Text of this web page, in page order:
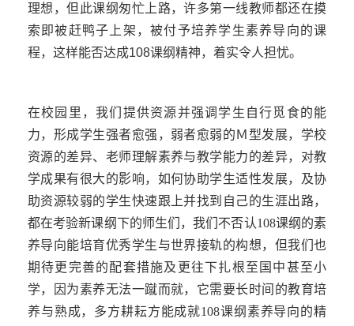
理想，但此课纲匆忙上路，许多第一线教师都还在摸
索即被赶鸭子上架，被付予培养学生素养导向的课
程，这样能否达成108课纲精神，着实令人担忧。
在校园里，我们提供资源并强调学生自行觅食的能
力，形成学生强者愈强，弱者愈弱的Ｍ型发展，学校
资源的差异、老师理解素养与教学能力的差异，对教
学成果有很大的影响，如何协助学生适性发展，及协
助资源较弱的学生快速跟上并找到自己的生涯出路，
都在考验新课纲下的师生们，我们不否认108课纲的素
养导向能培育优秀学生与世界接轨的构想，但我们也
期待更完善的配套措施及更往下扎根至国中甚至小
学，因为素养无法一蹴而就，它需要长时间的教育培
养与熟成，多方耕耘方能成就108课纲素养导向的精